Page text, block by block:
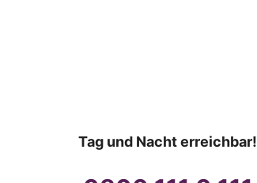
Tag und Nacht erreichbar!